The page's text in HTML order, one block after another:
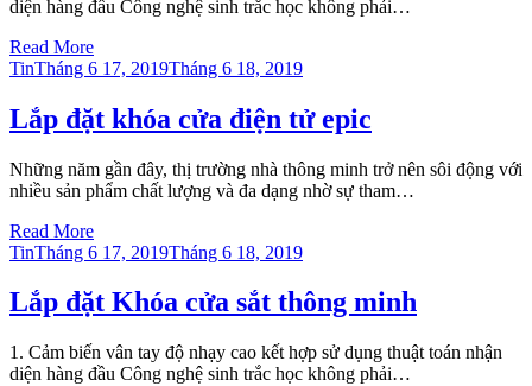
diện hàng đầu Công nghệ sinh trắc học không phải…
Read More
TinPosted
Tháng 6 17, 2019Tháng 6 18, 2019
Lắp đặt khóa cửa điện tử epic
Những năm gần đây, thị trường nhà thông minh trở nên sôi động với
nhiều sản phẩm chất lượng và đa dạng nhờ sự tham…
Read More
TinPosted
Tháng 6 17, 2019Tháng 6 18, 2019
Lắp đặt Khóa cửa sắt thông minh
1. Cảm biến vân tay độ nhạy cao kết hợp sử dụng thuật toán nhận
diện hàng đầu Công nghệ sinh trắc học không phải…